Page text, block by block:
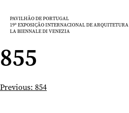
paraPAVILHÃO DE PORTUGAL
19ª EXPOSIÇÃO INTERNACIONAL DE ARQUITETURA
LA BIENNALE DI VENEZIA
855
Navegação
Previous: 854